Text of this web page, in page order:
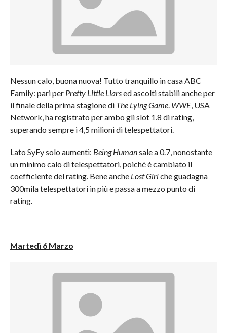
Nessun calo, buona nuova! Tutto tranquillo in casa ABC
Family: pari per Pretty Little Liarsed ascolti stabili anche per
il finale della prima stagione di The Lying Game. WWE, USA
Network, ha registrato per ambo gli slot 1.8 di rating,
superando sempre i 4,5 milioni di telespettatori.
Lato SyFy solo aumenti: Being Humansale a 0.7, nonostante
un minimo calo di telespettatori, poiché è cambiato il
coefficiente del rating. Bene anche Lost Girlche guadagna
300mila telespettatori in più e passa a mezzo punto di
rating.
Martedì 6 Marzo